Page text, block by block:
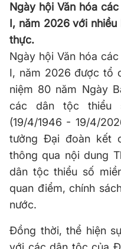
Ngày hội Văn hóa
I, năm 2026 với
thực.
Ngày hội Văn hóa
I, năm 2026 được tổ
niệm 80 năm Ngày
các dân tộc thiểu
(19/4/1946 - 19/4/
tưởng Đại đoàn kết
thông qua nội dung
dân tộc thiểu số
quan điểm, chính
nước.
Đồng thời, thể hiện